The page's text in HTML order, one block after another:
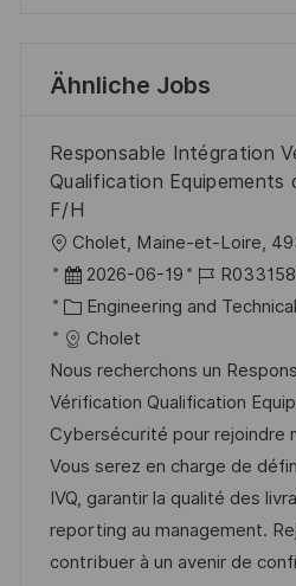
Ähnliche Jobs
Responsable Intégration
Qualification Equipements
F/H
O
r
t
Cholet, Maine-et-Loire,
D
a
t
u
m
d
e
r
V
e
2026-06-19
J
o
-
I
D
K
a
t
e
g
o
r
i
e
Engineering and
Cholet
Nous recherchons un
Vérification Qualification
Cybersécurité pour rejoindre
Vous serez en charge de
IVQ, garantir la qualité des
reporting au management.
contribuer à un avenir de